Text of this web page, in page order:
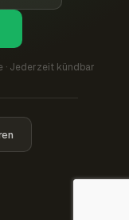
· Jederzeit kündbar